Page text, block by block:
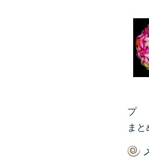
プ
まと